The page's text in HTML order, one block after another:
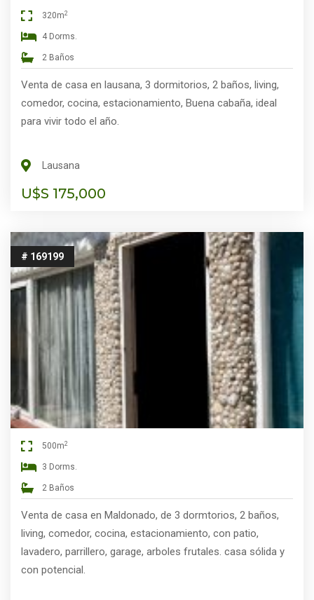
320m2
4 Dorms.
2 Baños
Venta de casa en lausana, 3 dormitorios, 2 baños, living,
comedor, cocina, estacionamiento, Buena cabaña, ideal
para vivir todo el año.
Lausana
U$S 175,000
# 169199
500m2
3 Dorms.
2 Baños
Venta de casa en Maldonado, de 3 dormtorios, 2 baños,
living, comedor, cocina, estacionamiento, con patio,
lavadero, parrillero, garage, arboles frutales. casa sólida y
con potencial.